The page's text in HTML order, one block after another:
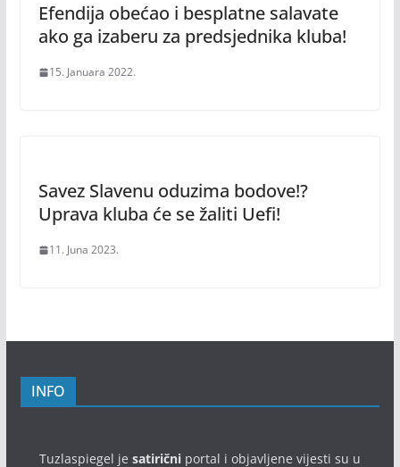
Efendija obećao i besplatne salavate
ako ga izaberu za predsjednika kluba!
15. Januara 2022.
Savez Slavenu oduzima bodove!?
Uprava kluba će se žaliti Uefi!
11. Juna 2023.
INFO
Tuzlaspiegel je satiričniportal i objavljene vijesti su u